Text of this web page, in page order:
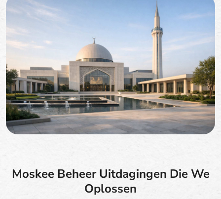
Moskee Beheer Uitdagingen Die We
Oplossen